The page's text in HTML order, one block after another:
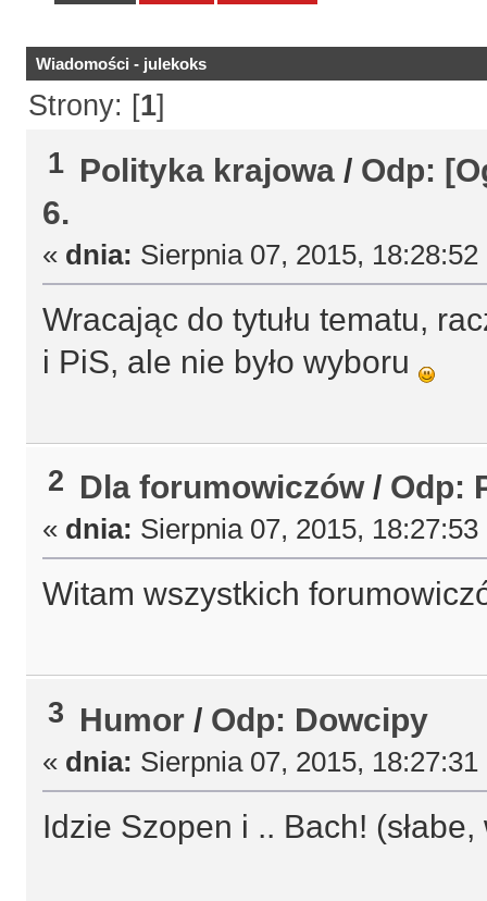
Wiadomości - julekoks
Strony: [1]
1 Polityka krajowa / Odp:
6.
« dnia: Sierpnia 07, 2015,
Wracając do tytułu tematu,
i PiS, ale nie było wyboru
2 Dla forumowiczów/ Odp:
« dnia: Sierpnia 07, 2015,
Witam wszystkich
3 Humor / Odp: Dowcipy
« dnia: Sierpnia 07, 2015,
Idzie Szopen i .. Bach!